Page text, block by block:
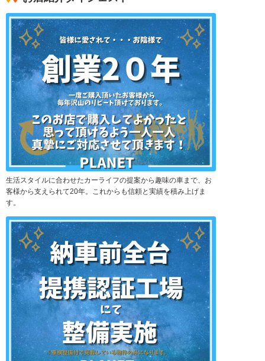
生活スタイルに合わせたカーライフの提案から趣味の車まで、お
客様から支えられて20年。これからも信頼と実績を積み上げま
す。